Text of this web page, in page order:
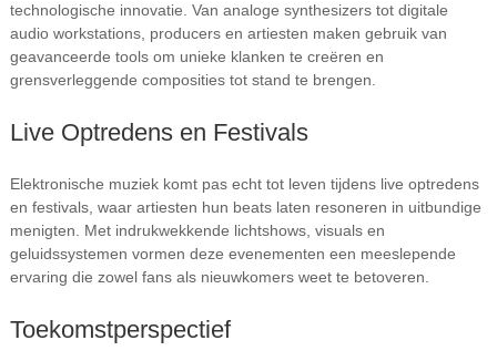
technologische innovatie. Van analoge synthesizers tot digitale
audio workstations, producers en artiesten maken gebruik van
geavanceerde tools om unieke klanken te creëren en
grensverleggende composities tot stand te brengen.
Live Optredens en Festivals
Elektronische muziek komt pas echt tot leven tijdens live optredens
en festivals, waar artiesten hun beats laten resoneren in uitbundige
menigten. Met indrukwekkende lichtshows, visuals en
geluidssystemen vormen deze evenementen een meeslepende
ervaring die zowel fans als nieuwkomers weet te betoveren.
Toekomstperspectief